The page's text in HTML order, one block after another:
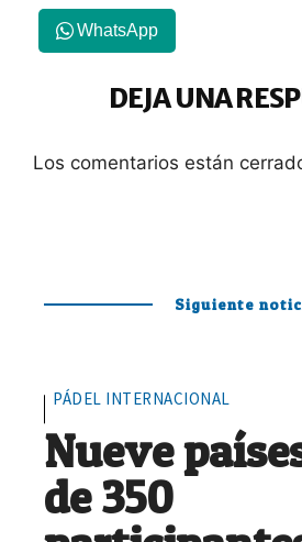
WhatsApp
DEJA UNA
Los comentarios están
Siguiente
PÁDEL INTERNACIONAL
Nueve
de 350